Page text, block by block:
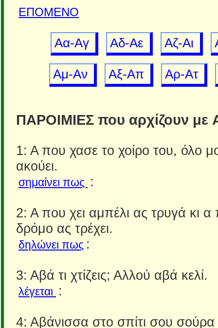
ΕΠΟΜΕΝΟ
Aα-Αγ Aδ-Αε Aζ-Αι
Aμ-Αν Aξ-Απ Aρ-Ατ
ΠΑΡΟΙΜΙΕΣ που αρχίζουν με
1: Α που χασε το χοίρο του, όλο
ακούει.
σημαίνει πως :
2: Α που χει αμπέλι ας τρυγά κι α
δρόμο ας τρέχει.
δηλώνει πως :
3: Αβά τι χτίζεις; Αλλού αβά κελί.
λέγεται :
4: Αβάνισσα στο σπίτι σου